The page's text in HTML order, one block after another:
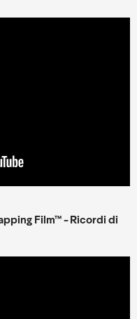
Film™ - Ricordi di